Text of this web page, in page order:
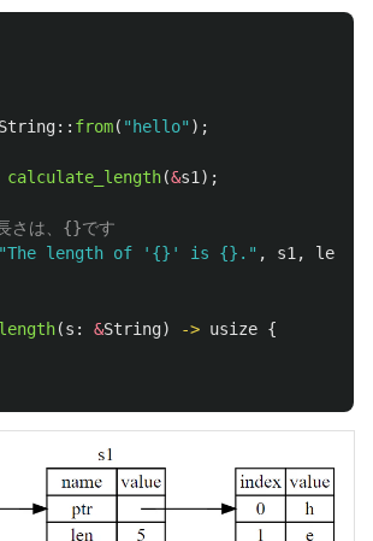
String:: from( "hello" );
calculate_length(&s1 );
は、{}です
"The length of '{}' is {}." , s1 , len
(s : &String) -> usize {